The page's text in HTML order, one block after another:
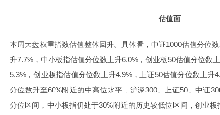
估值面
本周大盘权重指数估值整体回升。具体看，中证1000估值分位
升7.7%，中小板指估值分位数上升6.0%，创业板50估值分位数
5.3%，创业板指估值分位数上升4.9%，上证50估值分位数上升
分位数升至60%附近的中高位水平，沪深300、上证50、中证
分位区间，中小板指仍处于30%附近的历史较低位区间，创业